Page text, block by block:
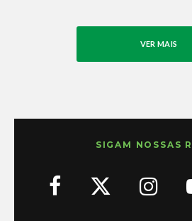
VER MAIS
SIGAM NOSSAS